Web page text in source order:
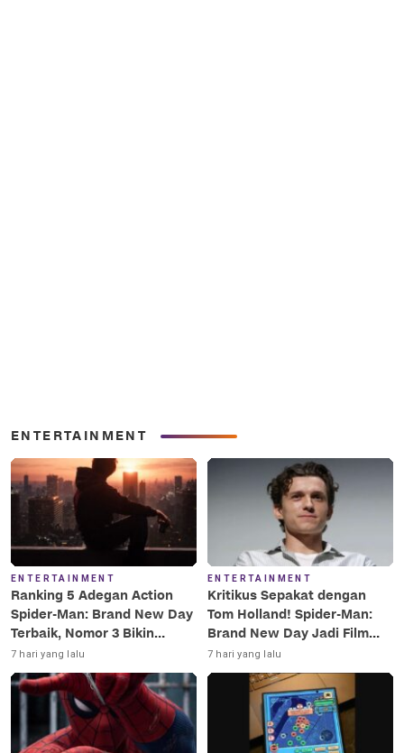
ENTERTAINMENT
ENTERTAINMENT
Ranking 5 Adegan Action
Spider-Man: Brand New Day
Terbaik, Nomor 3 Bikin
Terkesima!
7 hari yang lalu
ENTERTAINMENT
Kritikus Sepakat dengan
Tom Holland! Spider-Man:
Brand New Day Jadi Film
Terbaik Era MCU
7 hari yang lalu